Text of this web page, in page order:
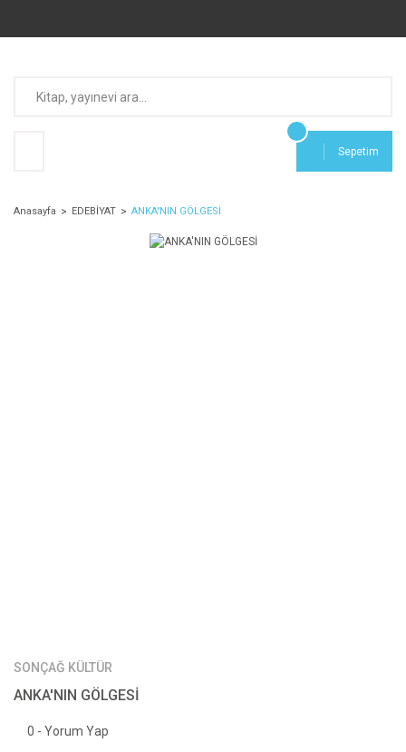
Sepetim
Anasayfa EDEBİYAT ANKA'NIN GÖLGESİ
SONÇAĞ KÜLTÜR
ANKA'NIN GÖLGESİ
0 - Yorum Yap